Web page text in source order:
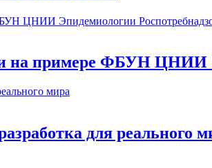
на примере ФБУН ЦНИИ
для реального